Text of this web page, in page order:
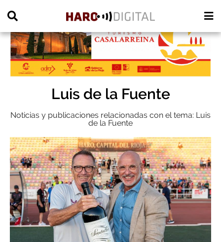
Luis de la Fuente
Noticias y publicaciones relacionadas con el tema: Luis
de la Fuente